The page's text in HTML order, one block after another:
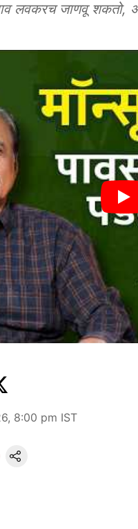
लवकरच जाणवू शकतो,
8:00 pm IST